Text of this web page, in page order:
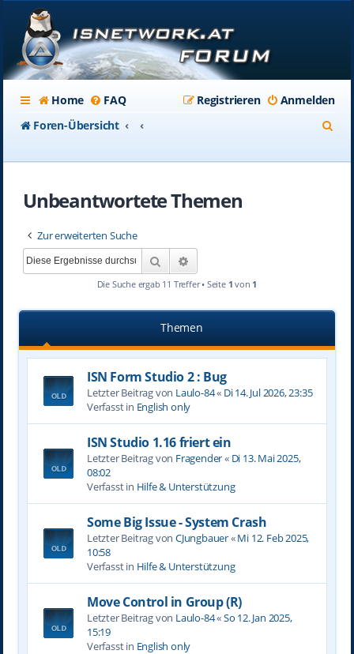
Home FAQ Anmelden
Registrieren
Foren-Übersicht
Unbeantwortete Themen
Zur erweiterten Suche
Suche
Die Suche ergab 11 Treffer • Seite 1 von 1
Themen
ISN Form Studio 2 : Bug
Letzter Beitrag von Laulo-84« Di 14. Jul 2026, 23:35
Verfasst in English only
ISN Studio 1.16 friert ein
Letzter Beitrag von Fragender« Di 13. Mai 2025,
08:02
Verfasst in Hilfe & Unterstützung
Some Big Issue - System Crash
Letzter Beitrag von CJungbauer«Mi 12. Feb 2025,
10:58
Verfasst in Hilfe & Unterstützung
Move Control in Group (R)
Letzter Beitrag von Laulo-84«So 12. Jan 2025,
15:19
Verfasst in English only